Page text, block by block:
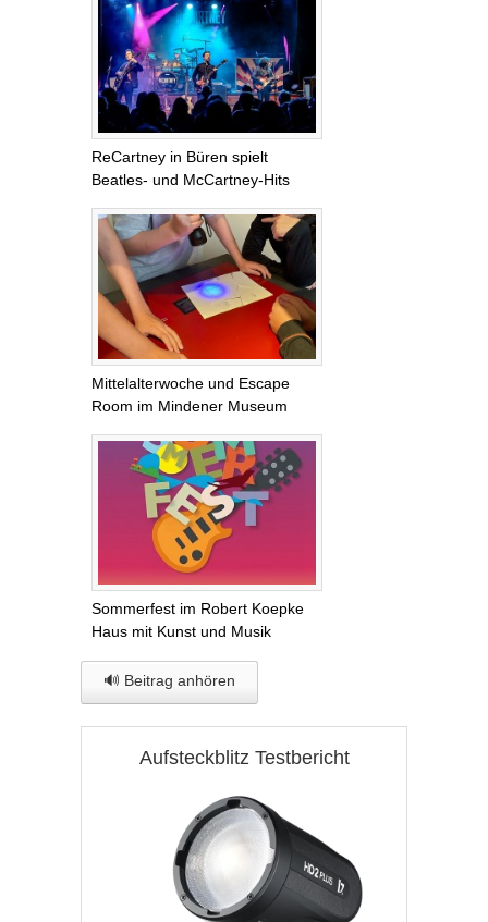
ReCartney in Büren spielt
Beatles- und McCartney-Hits
Mittelalterwoche und Escape
Room im Mindener Museum
Sommerfest im Robert Koepke
Haus mit Kunst und Musik
🔊 Beitrag anhören
Aufsteckblitz Testbericht